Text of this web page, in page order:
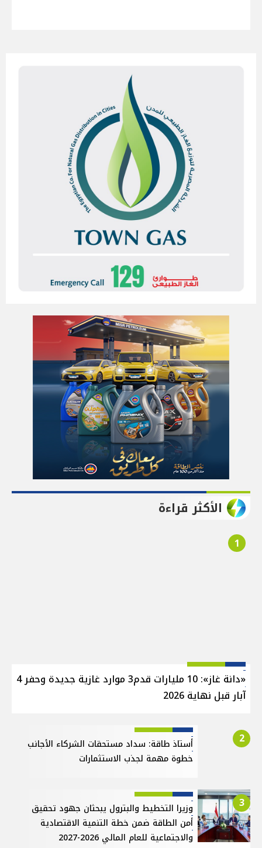
الأكثر قراءة
1
«دانة غاز»: 10 مليارات قدم3 موارد غازية جديدة وحفر 4
آبار قبل نهاية 2026
2
أستاذ طاقة: سداد مستحقات الشركاء الأجانب
خطوة مهمة لجذب الاستثمارات
3
وزيرا التخطيط والبترول يبحثان جهود تحقيق
أمن الطاقة ضمن خطة التنمية الاقتصادية
والاجتماعية للعام المالي 2026-2027